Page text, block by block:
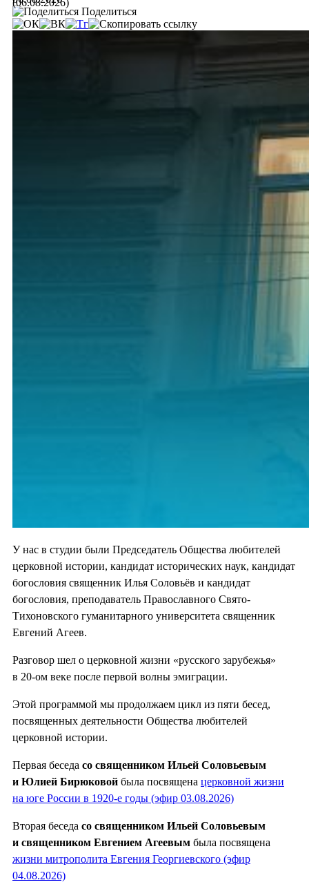
Поделиться
У нас в студии были Председатель Общества любителей
церковной истории, кандидат исторических наук, кандидат
богословия священник Илья Соловьёв и кандидат
богословия, преподаватель Православного Свято-
Тихоновского гуманитарного университета священник
Евгений Агеев.
Разговор шел о церковной жизни «русского зарубежья»
в 20-ом веке после первой волны эмиграции.
Этой программой мы продолжаем цикл из пяти бесед,
посвященных деятельности Общества любителей
церковной истории.
Первая беседа со священником Ильей Соловьевым
и Юлией Бирюковой была посвящена церковной жизни
на юге России в 1920-е годы (эфир 03.08.2026)
Вторая беседа со священником Ильей Соловьевым
и священником Евгением Агеевым была посвящена
жизни митрополита Евгения Георгиевского (эфир
04.08.2026)